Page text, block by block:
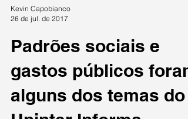
Kevin Capobianco
26 de jul. de 2017
Padrões sociais e
gastos públicos foram
alguns dos temas do